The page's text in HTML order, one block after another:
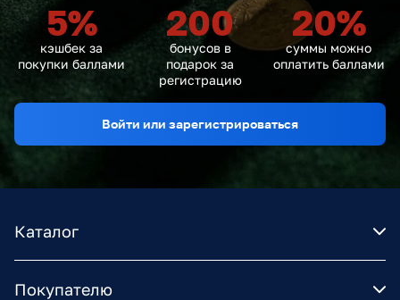
5%
кэшбек за
покупки баллами
200
бонусов в
подарок за
регистрацию
20%
суммы можно
оплатить баллами
Войти или зарегистрироваться
Каталог
Покупателю